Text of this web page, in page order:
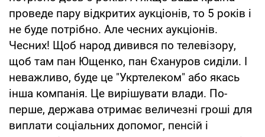
проведе пару відкритих аукціонів, то 5 років і
не буде потрібно. Але чесних аукціонів.
Чесних! Щоб народ дивився по телевізору,
щоб там пан Ющенко, пан Єхануров сиділи. І
неважливо, буде це "Укртелеком" або якась
інша компанія. Це вирішувати влади. По-
перше, держава отримає величезні гроші для
виплати соціальних допомог, пенсій і